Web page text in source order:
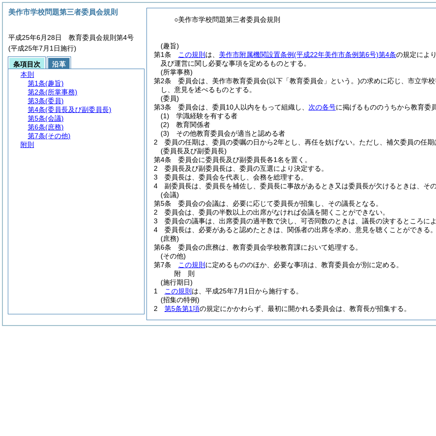
○美作市学校問題第三者委員会規則
(趣旨)
第1条
この規則 は、 美作市附属機関設置条例(平成22年美作市条例第6号)第4条の規定によ
及び運営に関し必要な事項を定めるものとする。
(所掌事務)
第2条
委員会は、美作市教育委員会(以下「教育委員会」という。)の求めに応じ、市立学
し、意見を述べるものとする。
(委員)
第3条
委員会は、委員10人以内をもって組織し、 次の各号に掲げるもののうちから教育委
(1)
学識経験を有する者
(2)
教育関係者
(3)
その他教育委員会が適当と認める者
2
委員の任期は、委員の委嘱の日から2年とし、再任を妨げない。 ただし、補欠委員の任期
(委員長及び副委員長)
第4条
委員会に委員長及び副委員長各1名を置く。
2
委員長及び副委員長は、委員の互選により決定する。
3
委員長は、委員会を代表し、会務を総理する。
4
副委員長は、委員長を補佐し、委員長に事故があるとき又は委員長が欠けるときは、そ
(会議)
第5条
委員会の会議は、必要に応じて委員長が招集し、その議長となる。
2
委員会は、委員の半数以上の出席がなければ会議を開くことができない。
3
委員会の議事は、出席委員の過半数で決し、可否同数のときは、議長の決するところによ
4
委員長は、必要があると認めたときは、関係者の出席を求め、意見を聴くことができる。
(庶務)
第6条
委員会の庶務は、教育委員会学校教育課において処理する。
(その他)
第7条
この規則 に定めるもののほか、必要な事項は、教育委員会が別に定める。
附 則
(施行期日)
1
この規則 は、平成25年7月1日から施行する。
(招集の特例)
2
第5条第1項の規定にかかわらず、最初に開かれる委員会は、教育長が招集する。
美作市学校問題第三者委員会規則
平成25年6月28日 教育委員会規則第4号
(平成25年7月1日施行)
条項目次
沿革
本則
第1条(趣旨)
第2条(所掌事務)
第3条(委員)
第4条(委員長及び副委員長)
第5条(会議)
第6条(庶務)
第7条(その他)
附則